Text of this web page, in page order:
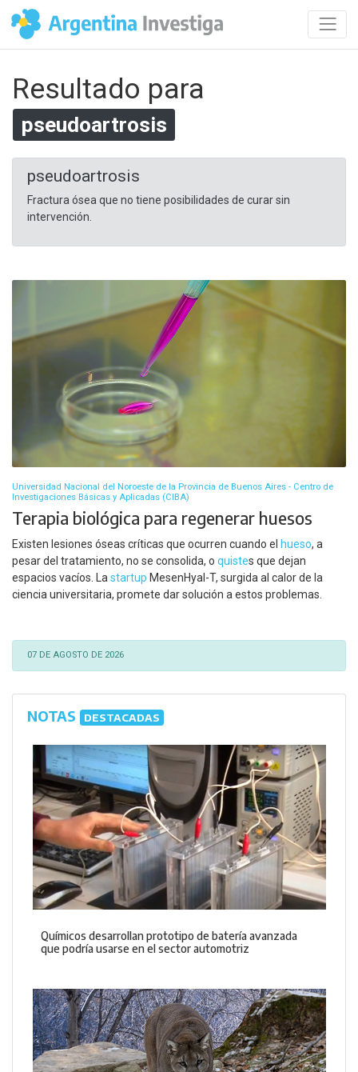
Resultado para
pseudoartrosis
pseudoartrosis
Fractura ósea que no tiene posibilidades de curar sin
intervención.
Universidad Nacional del Noroeste de la Provincia de Buenos Aires - Centro de
Investigaciones Básicas y Aplicadas (CIBA)
Terapia biológica para regenerar huesos
Existen lesiones óseas críticas que ocurren cuando el hueso, a
pesar del tratamiento, no se consolida, o quistes que dejan
espacios vacíos. Lastartup MesenHyal-T, surgida al calor de la
ciencia universitaria, promete dar solución a estos problemas.
07 DE AGOSTO DE 2026
NOTAS DESTACADAS
Químicos desarrollan prototipo de batería avanzada
que podría usarse en el sector automotriz